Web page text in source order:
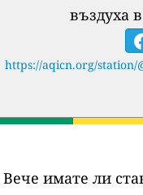
въздуха
https://aqicn.org/station/
Вече имате ли